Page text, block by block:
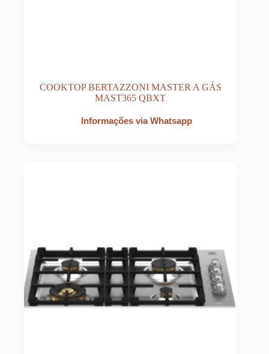
COOKTOP BERTAZZONI MASTER A GÁS
MAST365 QBXT
Informações via Whatsapp